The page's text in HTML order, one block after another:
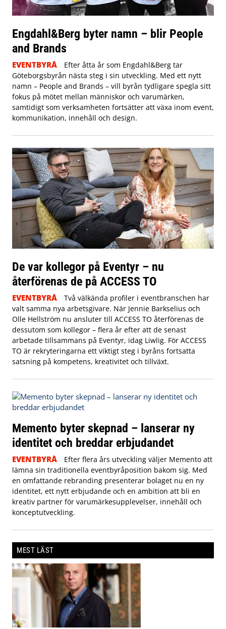
Engdahl&Berg byter namn – blir People
and Brands
EVENTBYRÅ
Efter åtta år som Engdahl&Berg tar
Göteborgsbyrån nästa steg i sin utveckling. Med ett nytt
namn – People and Brands – vill byrån tydligare spegla sitt
fokus på mötet mellan människor och varumärken,
samtidigt som verksamheten fortsätter att växa inom event,
kommunikation, innehåll och design.
De var kollegor på Eventyr – nu
återförenas de på ACCESS TO
EVENTBYRÅ
Två välkända profiler i eventbranschen har
valt samma nya arbetsgivare. När Jennie Barkselius och
Olle Hellström nu ansluter till ACCESS TO återförenas de
dessutom som kollegor – flera år efter att de senast
arbetade tillsammans på Eventyr, idag Liwlig. För ACCESS
TO är rekryteringarna ett viktigt steg i byråns fortsatta
satsning på kompetens, kreativitet och tillväxt.
Memento byter skepnad – lanserar ny
identitet och breddar erbjudandet
EVENTBYRÅ
Efter flera års utveckling väljer Memento att
lämna sin traditionella eventbyråposition bakom sig. Med
en omfattande rebranding presenterar bolaget nu en ny
identitet, ett nytt erbjudande och en ambition att bli en
kreativ partner för varumärkesupplevelser, innehåll och
konceptutveckling.
MEST LÄST